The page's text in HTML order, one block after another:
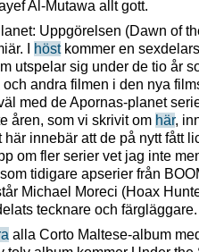
Al-Mutawa allt gott.
Uppgörelsen (Dawn of
I
höstkommer en sexdelars
utspelar sig under de tio år
andra filmen i den nya
med de Apornas-planet
åren, som vi skrivit om här,
här innebär att de på nytt fått
om fler serier vet jag inte
tidigare apserier från
Michael Moreci (Hoax
tecknare och färgläggare.
alla Corto Maltese-album